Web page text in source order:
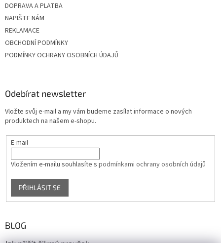
DOPRAVA A PLATBA
NAPIŠTE NÁM
REKLAMACE
OBCHODNÍ PODMÍNKY
PODMÍNKY OCHRANY OSOBNÍCH ÚDAJŮ
Odebírat newsletter
Vložte svůj e-mail a my vám budeme zasílat informace o nových
produktech na našem e-shopu.
E-mail
Vložením e-mailu souhlasíte s podmínkami ochrany osobních údajů
PŘIHLÁSIT SE
BLOG